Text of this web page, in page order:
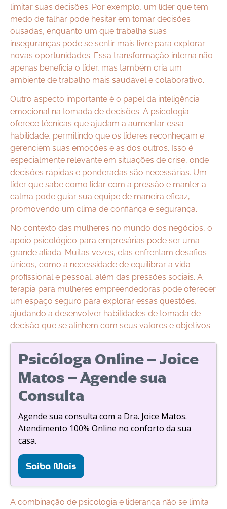
limitar suas decisões. Por exemplo, um líder que tem
medo de falhar pode hesitar em tomar decisões
ousadas, enquanto um que trabalha suas
inseguranças pode se sentir mais livre para explorar
novas oportunidades. Essa transformação interna não
apenas beneficia o líder, mas também cria um
ambiente de trabalho mais saudável e colaborativo.
Outro aspecto importante é o papel da inteligência
emocional na tomada de decisões. A psicologia
oferece técnicas que ajudam a aumentar essa
habilidade, permitindo que os líderes reconheçam e
gerenciem suas emoções e as dos outros. Isso é
especialmente relevante em situações de crise, onde
decisões rápidas e ponderadas são necessárias. Um
líder que sabe como lidar com a pressão e manter a
calma pode guiar sua equipe de maneira eficaz,
promovendo um clima de confiança e segurança.
No contexto das mulheres no mundo dos negócios, o
apoio psicológico para empresárias pode ser uma
grande aliada. Muitas vezes, elas enfrentam desafios
únicos, como a necessidade de equilibrar a vida
profissional e pessoal, além das pressões sociais. A
terapia para mulheres empreendedoras pode oferecer
um espaço seguro para explorar essas questões,
ajudando a desenvolver habilidades de tomada de
decisão que se alinhem com seus valores e objetivos.
Psicóloga Online – Joice
Matos – Agende sua
Consulta
Agende sua consulta com a Dra. Joice Matos.
Atendimento 100% Online no conforto da sua
casa.
Saiba Mais
A combinação de psicologia e liderança não se limita